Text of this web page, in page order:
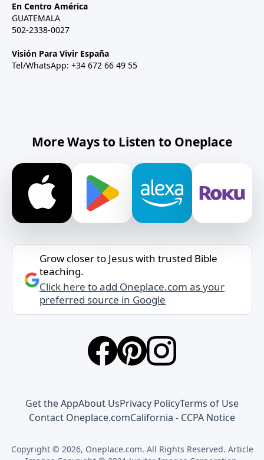
En Centro América
GUATEMALA
502-2338-0027
Visión Para Vivir España
Tel/WhatsApp: +34 672 66 49 55
More Ways to Listen to Oneplace
Grow closer to Jesus with trusted Bible
teaching.
Click here to add Oneplace.com as your
preferred source in Google
Get the AppAbout UsPrivacy PolicyTerms of Use
Contact Oneplace.comCalifornia - CCPA Notice
Copyright © 2026, Oneplace.com. All Rights Reserved. Article